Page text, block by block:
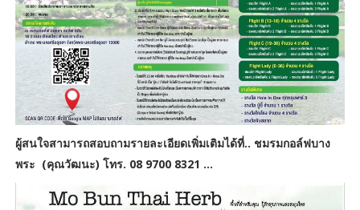
ผู้สนใจสามารถสอบถามรายละเอียดเพิ่มเติมได้ที่.. ชมรมกอล์ฟบาง
พระ (คุณวัฒนะ) โทร. 08 9700 8321 ...